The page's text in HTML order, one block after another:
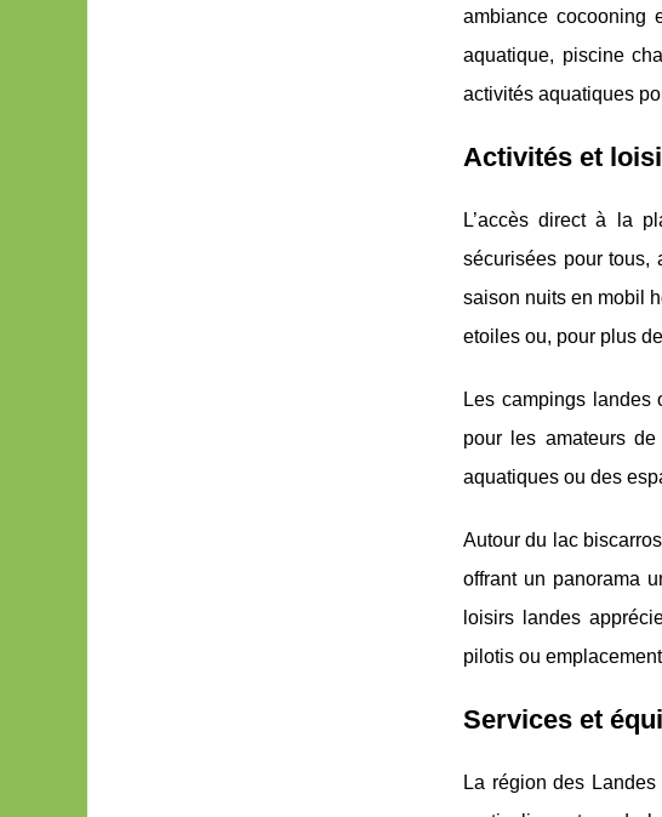
ambiance cocooning
aquatique, piscine
activités aquatiques
Activités et
L’accès direct à la
sécurisées pour tous,
saison nuits en mobil
etoiles ou, pour plus
Les campings landes
pour les amateurs
aquatiques ou des
Autour du lac
offrant un panorama
loisirs landes
pilotis ou
Services et
La région des